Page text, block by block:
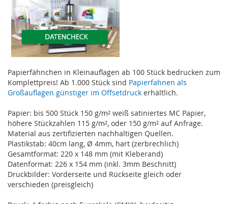
Papierfähnchen in Kleinauflagen ab 100 Stück bedrucken zum
Komplettpreis! Ab 1.000 Stück sind Papierfahnen als
Großauflagen günstiger im Offsetdruck erhältlich.
Papier: bis 500 Stück 150 g/m² weiß satiniertes MC Papier,
höhere Stückzahlen 115 g/m², oder 150 g/m² auf Anfrage.
Material aus zertifizierten nachhaltigen Quellen.
Plastikstab: 40cm lang, Ø 4mm, hart (zerbrechlich)
Gesamtformat: 220 x 148 mm (mit Kleberand)
Datenformat: 226 x 154 mm (inkl. 3mm Beschnitt)
Druckbilder: Vorderseite und Rückseite gleich oder
verschieden (preisgleich)